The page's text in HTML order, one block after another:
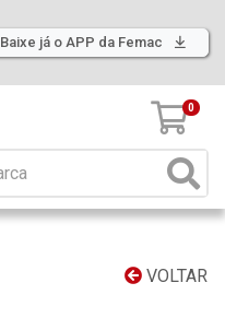
Baixe já o APP da Femac
0
VOLTAR